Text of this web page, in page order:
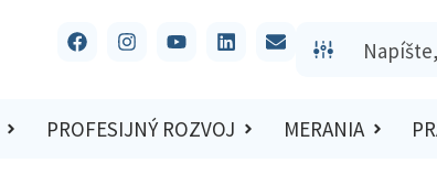
PROFESIJNÝ ROZVOJ MERANIA